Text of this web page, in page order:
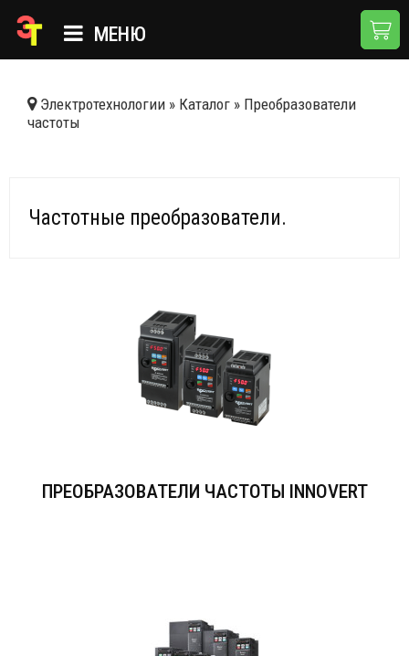
МЕНЮ
КАТАЛОГ
Электротехнологии » Каталог » Преобразователи
частоты
Частотные преобразователи.
ПРЕОБРАЗОВАТЕЛИ ЧАСТОТЫ INNOVERT